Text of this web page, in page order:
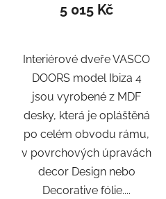
5 015 Kč
Interiérové dveře VASCO
DOORS model Ibiza 4
jsou vyrobené z MDF
desky, která je opláštěná
po celém obvodu rámu,
v povrchových úpravách
decor Design nebo
Decorative fólie....